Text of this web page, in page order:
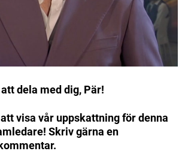
dela med dig, Pär!
visa vår uppskattning för denna
Skriv gärna en